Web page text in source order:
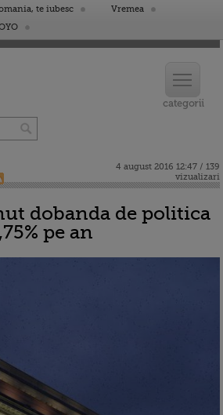
te iubesc
Vremea
4 august 2016 12:47 / 139
vizualizari
dobanda de politica
pe an